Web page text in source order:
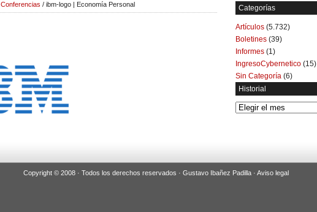
Conferencias / ibm-logo | Economía Personal Categorías
Artículos (5.732)
Boletines (39)
Informes (1)
IngresoCybernetico (15)
Sin Categoría (6)
Historial
Historial
Copyright © 2008 · Todos los derechos reservados · Gustavo Ibañez Padilla · Aviso legal